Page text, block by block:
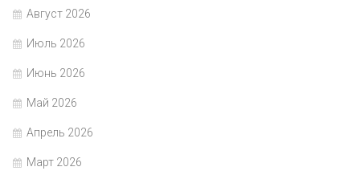
Август 2026
Июль 2026
Июнь 2026
Май 2026
Апрель 2026
Март 2026